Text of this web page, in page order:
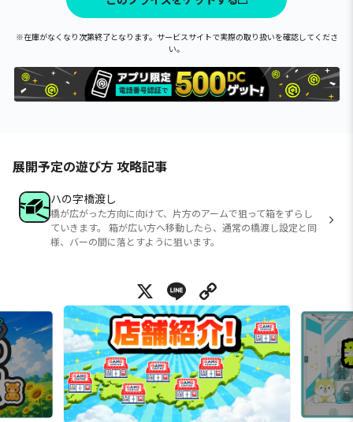
※在庫がなくなり次第終了となります。サービスサイトで実際の取り扱いを確認してくださ
い。
展開予定の遊び方 攻略記事
ハの字橋渡し
橋が広がった方向に向けて、片方のアームで狙って箱をずらし
ていきます。 箱が広い方へ移動したら、通常の橋渡し設定と同
様、バーの間に落とすように狙います。
X Line